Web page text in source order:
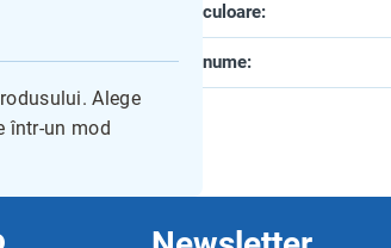
Alege
într-un mod
culoare:
nume: